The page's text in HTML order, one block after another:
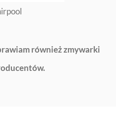
również zmywarki